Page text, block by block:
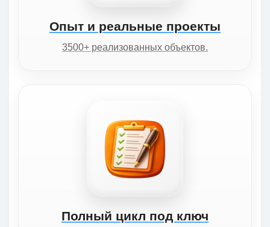
Опыт и реальные проекты
3500+ реализованных объектов.
Полный цикл под ключ